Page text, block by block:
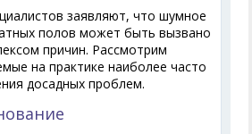
заявляют, что шумное
полов может быть вызвано
причин. Рассмотрим
на практике наиболее часто
досадных проблем.